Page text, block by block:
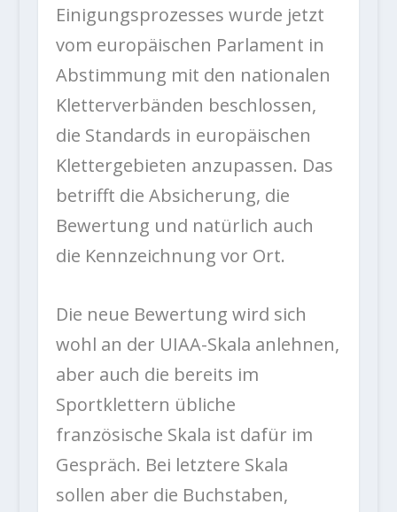
Einigungsprozesses wurde jetzt
vom europäischen Parlament in
Abstimmung mit den nationalen
Kletterverbänden beschlossen,
die Standards in europäischen
Klettergebieten anzupassen. Das
betrifft die Absicherung, die
Bewertung und natürlich auch
die Kennzeichnung vor Ort.
Die neue Bewertung wird sich
wohl an der UIAA-Skala anlehnen,
aber auch die bereits im
Sportklettern übliche
französische Skala ist dafür im
Gespräch. Bei letztere Skala
sollen aber die Buchstaben,